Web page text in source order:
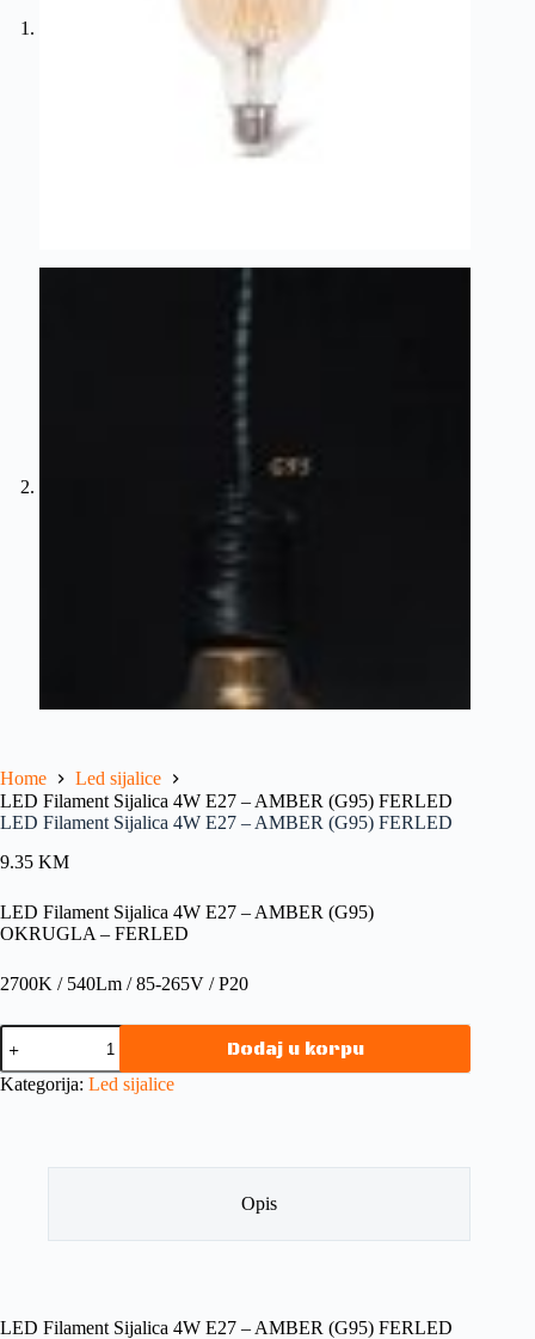
Home
Led sijalice
LED Filament Sijalica 4W E27 – AMBER (G95) FERLED
LED Filament Sijalica 4W E27 – AMBER (G95) FERLED
9.35 KM
LED Filament Sijalica 4W E27 – AMBER (G95)
OKRUGLA – FERLED
2700K / 540Lm / 85-265V / P20
Dodaj u korpu
Kategorija: Led sijalice
Opis
LED Filament Sijalica 4W E27 – AMBER (G95) FERLED